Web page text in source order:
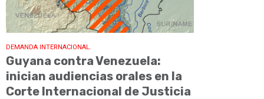
DEMANDA INTERNACIONAL.
Guyana contra Venezuela:
inician audiencias orales en la
Corte Internacional de Justicia